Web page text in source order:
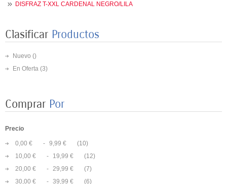
DISFRAZ T-XXL CARDENAL NEGRO/LILA
Clasificar Productos
Nuevo ()
En Oferta (3)
Comprar Por
Precio
0,00 € - 9,99 €
(10)
10,00 €
- 19,99 €
(12)
20,00 €
- 29,99 €
(7)
30,00 €
- 39,99 €
(6)